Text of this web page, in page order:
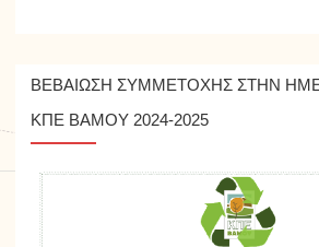
ΒΕΒΑΊΩΣΗ ΣΥΜΜΕΤΟΧΉΣ ΣΤΗΝ
Υ ΚΠΕ ΒΆΜΟΥ 2024-2025